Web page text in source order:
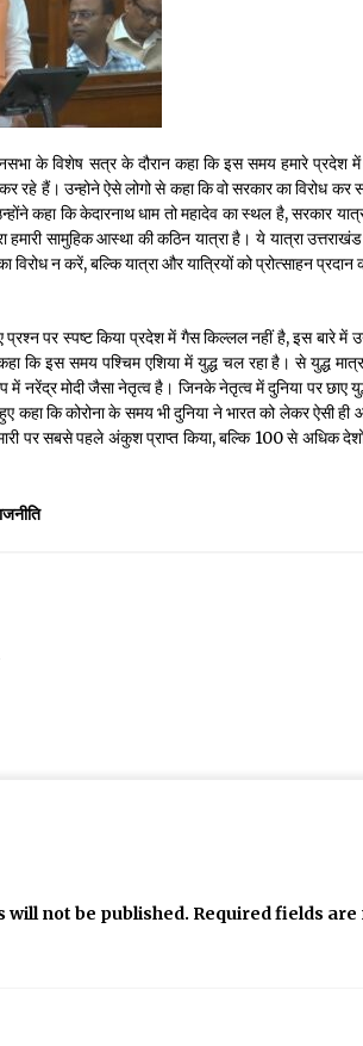
के विशेष सत्र के दौरान कहा कि इस समय हमारे
रहे हैं। उन्होने ऐसे लोगो से कहा कि वो सरकार का विरोध कर
कहा कि केदारनाथ धाम तो महादेव का स्थल है, सरकार
हमारी सामुहिक आस्था की कठिन यात्रा है। ये यात्रा
विरोध न करें, बल्कि यात्रा और यात्रियों को प्रोत्साहन प्रदान
पर स्पष्ट किया प्रदेश में गैस किल्लल नहीं है, इस बारे में
कि इस समय पश्चिम एशिया में युद्ध चल रहा है। से युद्ध
में नरेंद्र मोदी जैसा नेतृत्व है। जिनके नेतृत्व में दुनिया पर छाए
कहा कि कोरोना के समय भी दुनिया ने भारत को लेकर ऐसी ही
पर सबसे पहले अंकुश प्राप्त किया, बल्कि 100 से अधिक
will not be published. Required fields